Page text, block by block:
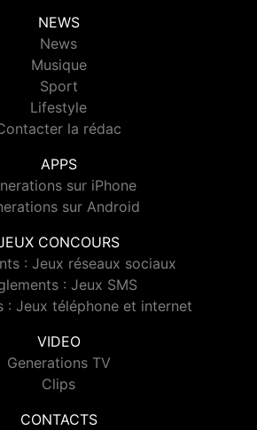
NEWS
News
Musique
Sport
Lifestyle
la rédac
APPS
sur iPhone
sur Android
CONCOURS
: Jeux réseaux sociaux
: Jeux SMS
: Jeux téléphone et internet
VIDEO
Generations TV
Clips
CONTACTS